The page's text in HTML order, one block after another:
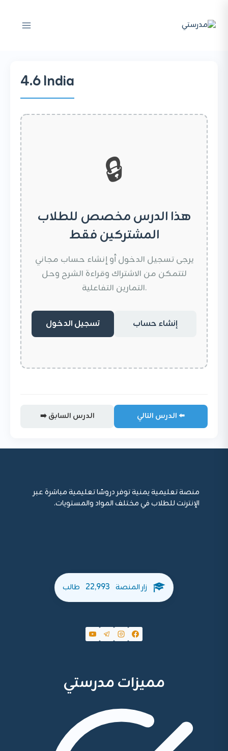
المحتوى
4.6 India
🔒
هذا الدرس مخصص للطلاب
المشتركين فقط
يرجى تسجيل الدخول أو إنشاء حساب مجاني
لتتمكن من الاشتراك وقراءة الشرح وحل
التمارين التفاعلية.
تسجيل الدخول إنشاء حساب
➡️ الدرس السابق الدرس التالي ⬅️
منصة تعليمية يمنية توفر دروسًا تعليمية مباشرة عبر
الإنترنت للطلاب في مختلف المواد والمستويات.
زار المنصة 22,993 طالب
مميزات مدرستي